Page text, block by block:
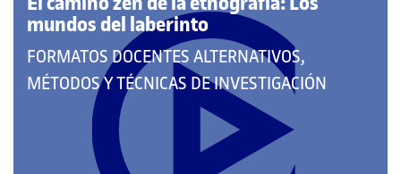
mundos del laberinto
QUE
PERTENECE
CATEGORÍAS:
FORMATOS DOCENTES ALTERNATIVOS,
MÉTODOS Y TÉCNICAS DE INVESTIGACIÓN